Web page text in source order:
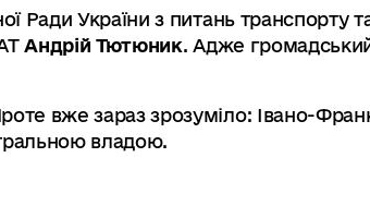
Ради України з питань транспорту
Андрій Тютюник. Адже
вже зараз зрозуміло: Івано-
владою.